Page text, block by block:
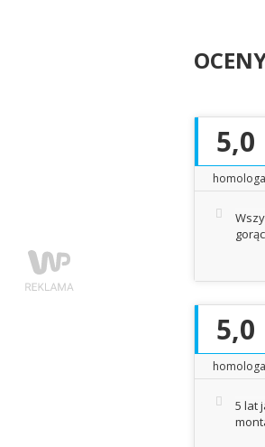
5,0
5,0
5 lat